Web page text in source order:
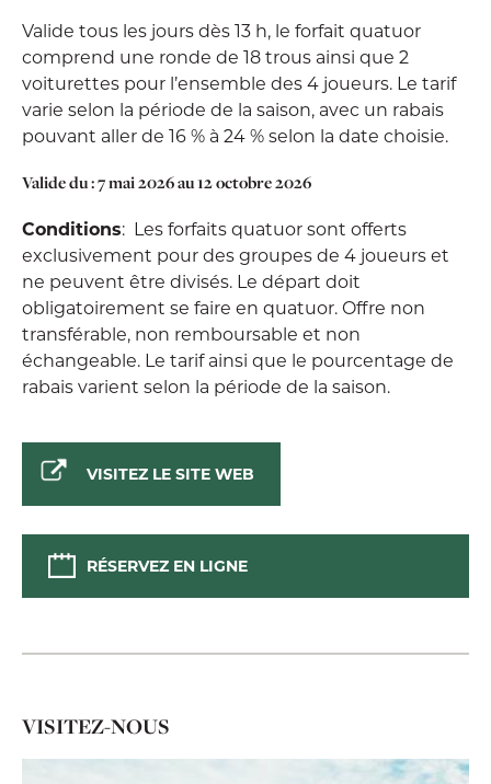
Valide tous les jours dès 13 h, le forfait quatuor
comprend une ronde de 18 trous ainsi que 2
voiturettes pour l’ensemble des 4 joueurs. Le tarif
varie selon la période de la saison, avec un rabais
pouvant aller de 16 % à 24 % selon la date choisie.
Valide du :7 mai 2026au12 octobre 2026
Conditions: Les forfaits quatuor sont offerts
exclusivement pour des groupes de 4 joueurs et
ne peuvent être divisés. Le départ doit
obligatoirement se faire en quatuor. Offre non
transférable, non remboursable et non
échangeable. Le tarif ainsi que le pourcentage de
rabais varient selon la période de la saison.
VISITEZ LE SITE WEB
RÉSERVEZ EN LIGNE
VISITEZ-NOUS